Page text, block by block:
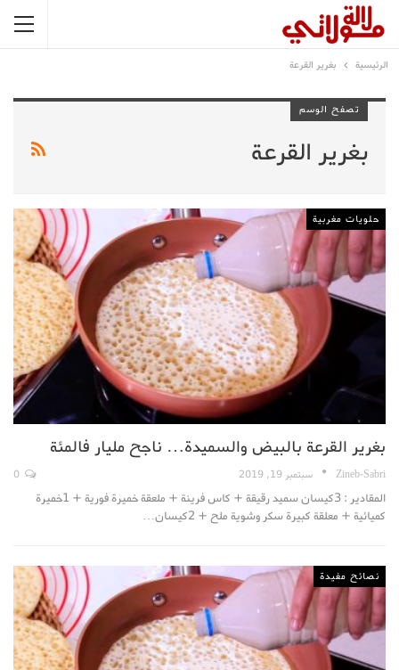
الرئيسية بغرير القرعة
تصفح الوسم
بغرير القرعة
حلويات مغربية
بغرير القرعة بالبيض والسميدة… ناجح مليار فالمئة
Zineb-Sabri سبتمبر 19, 2019
المقادير : 3كيسان سميد رقيقة + كاس فرينة + ملعقة خميرة فورية + 1خميرة
كميائية + معلقة كبيرة سكر وشوية ملح + 2كيسان…
نصائح مفيدة